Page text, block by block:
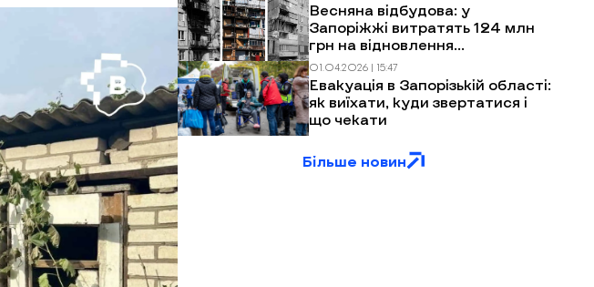
Весняна відбудова: у
Запоріжжі витратять 124 млн
грн на відновлення
багатоповерхівок після
обстрілів
01.04.2026 | 15:47
Евакуація в Запорізькій області:
як виїхати, куди звертатися і
що чекати
Більше новин